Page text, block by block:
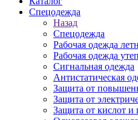
Спецодежда
Назад
Спецодежда
Рабочая одежда
Рабочая одежда
Сигнальная одежда
Антистатическая
Защита от
Защита от
Защита от кислот и